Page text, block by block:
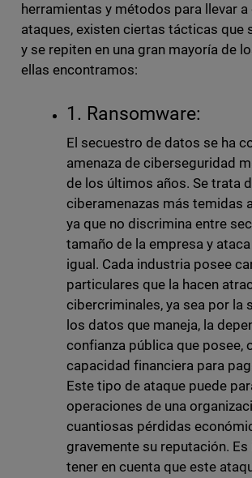
herramientas y métodos para llevar a
ataques, existen ciertas tácticas que
y se repiten en una gran mayoría de
ellas encontramos:
1. Ransomware:
El secuestro de datos se ha
amenaza de ciberseguridad
de los últimos años. Se trata
ciberamenazas más temidas
ya que no discrimina entre
tamaño de la empresa y
igual. Cada industria posee
particulares que la hacen
cibercriminales, ya sea por la
los datos que maneja, la
confianza pública que posee,
capacidad financiera para
Este tipo de ataque puede
operaciones de una
cuantiosas pérdidas
gravemente su reputación.
tener en cuenta que este